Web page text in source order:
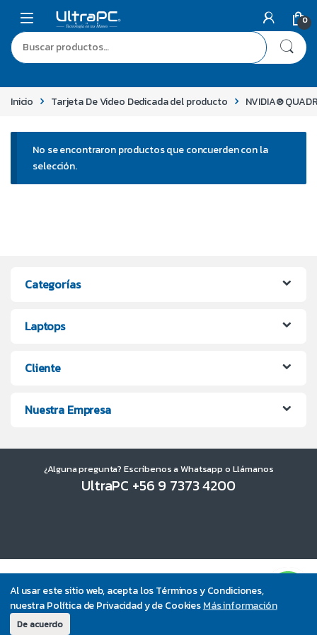
Al usar este sitio web, acepta los Términos y Condiciones,
nuestra Política de Privacidad y de CookiesMás información
De acuerdo
0
Inicio Tarjeta De Video Dedicada del producto NVIDIA®
No se encontraron productos que concuerden con la
selección.
Categorías
Laptops
Cliente
Nuestra Empresa
¿Alguna pregunta? Escríbenos a Whatsapp o Llámanos
UltraPC +56 9 7373 4200